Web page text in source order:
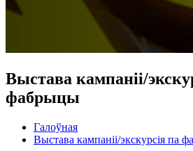
Выстава кампаніі/
фабрыцы
Галоўная
Выстава кампаніі/экскурсія па